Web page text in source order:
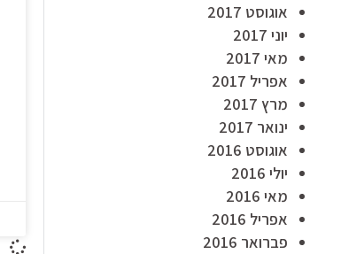
אוגוסט 2017
יוני 2017
מאי 2017
אפריל 2017
מרץ 2017
ינואר 2017
אוגוסט 2016
יולי 2016
מאי 2016
אפריל 2016
פברואר 2016